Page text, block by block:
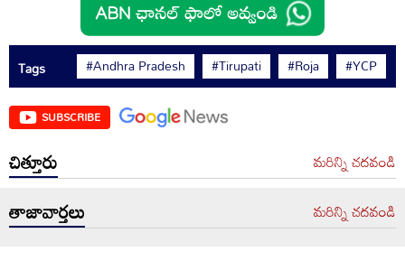
Tags #Andhra Pradesh #Tirupati #Roja #YCP
SUBSCRIBE
చిత్తూరు మరిన్ని చదవండి
తాజావార్తలు మరిన్ని చదవండి